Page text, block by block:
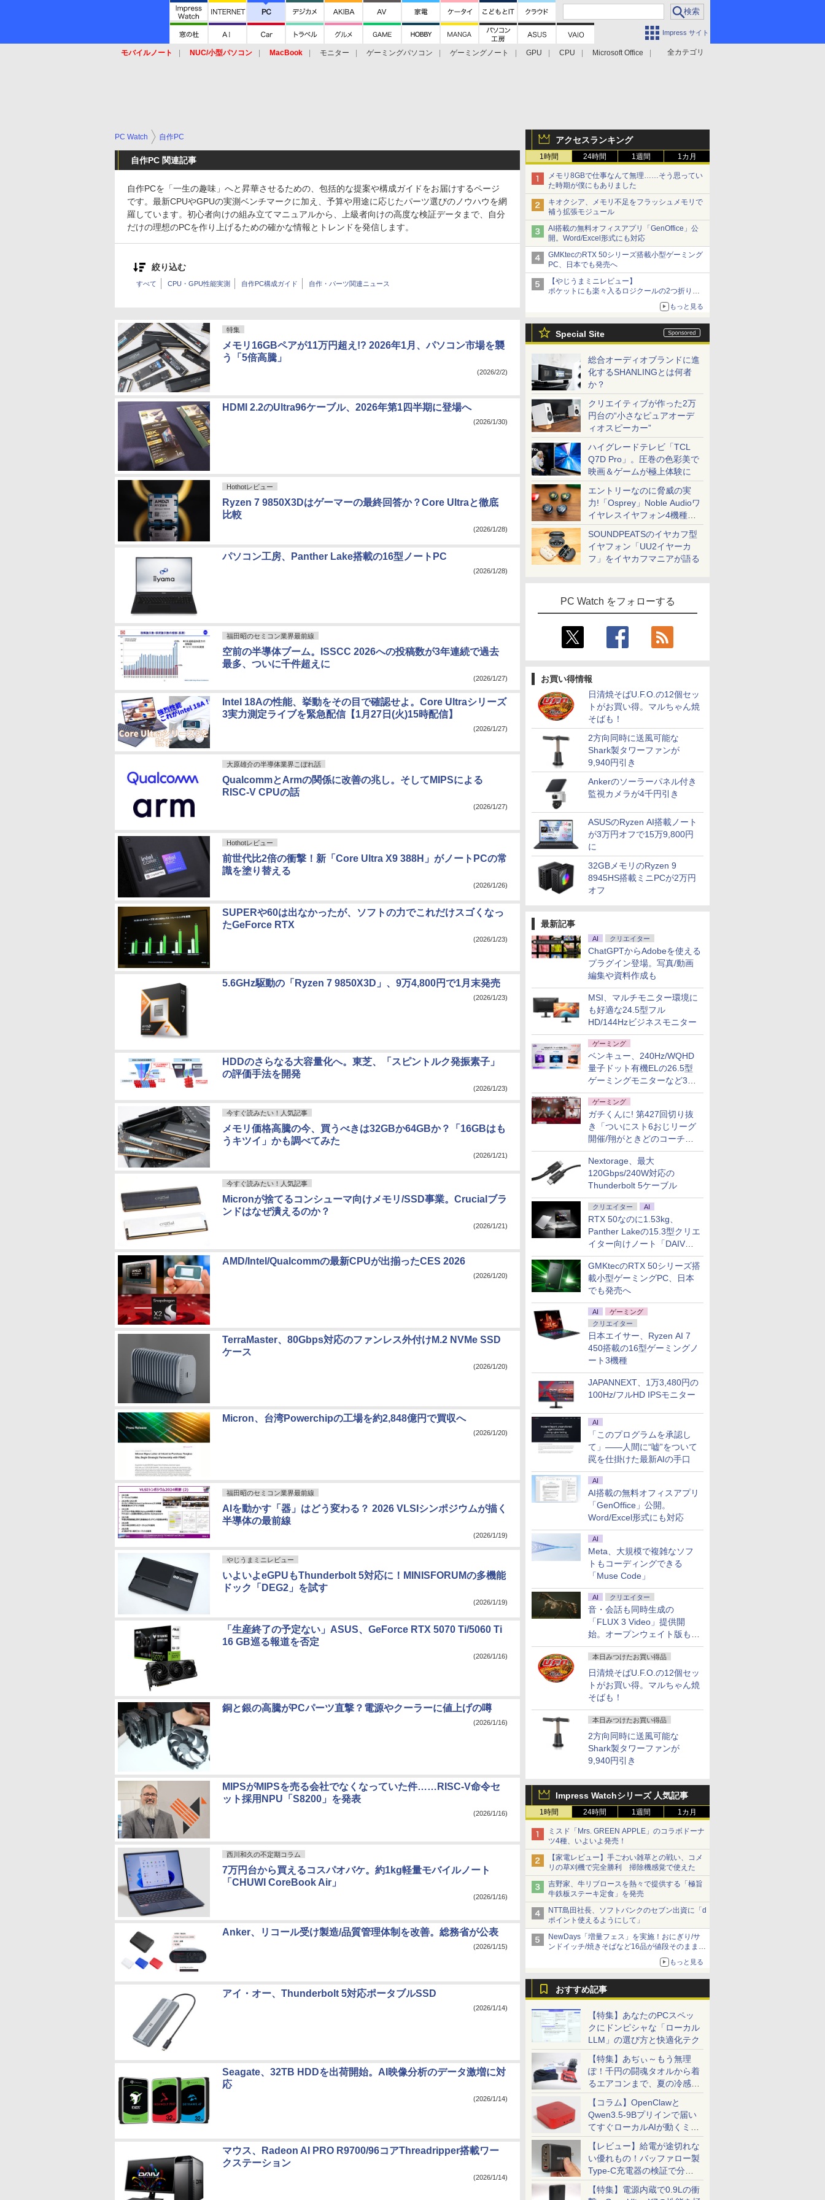
Impress サイト
全カテゴリ
モバイルノート NUC/小型パソコン MacBook モニター ゲーミングパソコン ゲーミングノート GPU CPU
Microsoft Office
アクセスランキング
1時間 24時間 1週間 1カ月
メモリ8GBで仕事なんて無理……そう思ってい
た時期が僕にもありました
キオクシア、メモリ不足をフラッシュメモリで
補う拡張モジュール
AI搭載の無料オフィスアプリ「GenOffice」公
開。Word/Excel形式にも対応
GMKtecのRTX 50シリーズ搭載小型ゲーミング
PC、日本でも発売へ
【やじうまミニレビュー】
ポケットにも楽々入るロジクールの2つ折りマ
ウス「Mobi Fold」。その気になるギミックと
もっと見る
Special Site
総合オーディオブランドに進
化するSHANLINGとは何者
か？
クリエイティブが作った2万
円台の“小さなピュアオーデ
ィオスピーカー”
ハイグレードテレビ「TCL
Q7D Pro」。圧巻の色彩美で
映画＆ゲームが極上体験に
エントリーなのに脅威の実
力!「Osprey」Noble Audioワ
イヤレスイヤフォン4機種を
一気に聴く
SOUNDPEATSのイヤカフ型
イヤフォン「UU2イヤーカ
フ」をイヤカフマニアが語る
PC Watch をフォローする
お買い得情報
日清焼そばU.F.O.の12個セッ
トがお買い得。マルちゃん焼
そばも！
2方向同時に送風可能な
Shark製タワーファンが
9,940円引き
Ankerのソーラーパネル付き
監視カメラが4千円引き
ASUSのRyzen AI搭載ノート
が3万円オフで15万9,800円
に
32GBメモリのRyzen 9
8945HS搭載ミニPCが2万円
オフ
最新記事
AI クリエイター
ChatGPTからAdobeを使える
プラグイン登場。写真/動画
編集や資料作成も
MSI、マルチモニター環境に
も好適な24.5型フル
HD/144Hzビジネスモニター
ゲーミング
ベンキュー、240Hz/WQHD
量子ドット有機ELの26.5型
ゲーミングモニターなど3機
種
ゲーミング
ガチくんに! 第427回切り抜
き「ついにスト6おじリーグ
開催/翔がときどのコーチ就
任など」
Nextorage、最大
120Gbps/240W対応の
Thunderbolt 5ケーブル
クリエイター AI
RTX 50なのに1.53kg、
Panther Lakeの15.3型クリエ
イター向けノート「DAIV
Z5」
GMKtecのRTX 50シリーズ搭
載小型ゲーミングPC、日本
でも発売へ
AI
ゲーミング
クリエイター
日本エイサー、Ryzen AI 7
450搭載の16型ゲーミングノ
ート3機種
JAPANNEXT、1万3,480円の
100Hz/フルHD IPSモニター
AI
「このプログラムを承認し
て」――人間に“嘘”をついて
罠を仕掛けた最新AIの手口
AI
AI搭載の無料オフィスアプリ
「GenOffice」公開。
Word/Excel形式にも対応
AI
Meta、大規模で複雑なソフ
トもコーディングできる
「Muse Code」
AI クリエイター
音・会話も同時生成の
「FLUX 3 Video」提供開
始。オープンウェイト版も計
画
本日みつけたお買い得品
日清焼そばU.F.O.の12個セッ
トがお買い得。マルちゃん焼
そばも！
本日みつけたお買い得品
2方向同時に送風可能な
Shark製タワーファンが
9,940円引き
Impress Watchシリーズ 人気記事
1時間 24時間 1週間 1カ月
ミスド「Mrs. GREEN APPLE」のコラボドーナ
ツ4種、いよいよ発売！
【家電レビュー】手ごわい雑草との戦い、コメ
リの草刈機で完全勝利 掃除機感覚で使えた
吉野家、牛リブロースを熱々で提供する「極旨
牛鉄板ステーキ定食」を発売
NTT島田社長、ソフトバンクのセブン出資に「d
ポイント使えるようにして」
NewDays「増量フェス」を実施！おにぎり/サ
ンドイッチ/焼きそばなど16品が値段そのままで
もっと見る
おすすめ記事
【特集】あなたのPCスペッ
クにドンピシャな「ローカル
LLM」の選び方と快適化テク
【特集】あぢぃ～もう無理
ぽ！千円の闘魂タオルから着
るエアコンまで、夏の冷感グ
ッズ一挙紹介
【コラム】OpenClawと
Qwen3.5-9Bプリインで届い
てすぐローカルAIが動くミニ
PC「SER9 Pro」
【レビュー】給電が途切れな
い優れもの！バッファロー製
Type-C充電器の検証で分か
ったこと
【特集】電源内蔵で0.9Lの衝
PC Watch 自作PC
自作PC 関連記事
自作PCを「一生の趣味」へと昇華させるための、包括的な提案や構成ガイドをお届けするページ
です。最新CPUやGPUの実測ベンチマークに加え、予算や用途に応じたパーツ選びのノウハウを網
羅しています。初心者向けの組み立てマニュアルから、上級者向けの高度な検証データまで、自分
だけの理想のPCを作り上げるための確かな情報とトレンドを発信します。
絞り込む
すべて CPU・GPU性能実測 自作PC構成ガイド 自作・パーツ関連ニュース
特集
メモリ16GBペアが11万円超え!? 2026年1月、パソコン市場を襲
う「5倍高騰」
(2026/2/2)
HDMI 2.2のUltra96ケーブル、2026年第1四半期に登場へ
(2026/1/30)
Hothotレビュー
Ryzen 7 9850X3Dはゲーマーの最終回答か？Core Ultraと徹底
比較
(2026/1/28)
パソコン工房、Panther Lake搭載の16型ノートPC
(2026/1/28)
福田昭のセミコン業界最前線
空前の半導体ブーム。ISSCC 2026への投稿数が3年連続で過去
最多、ついに千件超えに
(2026/1/27)
Intel 18Aの性能、挙動をその目で確認せよ。Core Ultraシリーズ
3実力測定ライブを緊急配信【1月27日(火)15時配信】
(2026/1/27)
大原雄介の半導体業界こぼれ話
QualcommとArmの関係に改善の兆し。そしてMIPSによる
RISC-V CPUの話
(2026/1/27)
Hothotレビュー
前世代比2倍の衝撃！新「Core Ultra X9 388H」がノートPCの常
識を塗り替える
(2026/1/26)
SUPERや60は出なかったが、ソフトの力でこれだけスゴくなっ
たGeForce RTX
(2026/1/23)
5.6GHz駆動の「Ryzen 7 9850X3D」、9万4,800円で1月末発売
(2026/1/23)
HDDのさらなる大容量化へ。東芝、「スピントルク発振素子」
の評価手法を開発
(2026/1/23)
今すぐ読みたい！人気記事
メモリ価格高騰の今、買うべきは32GBか64GBか？「16GBはも
うキツイ」かも調べてみた
(2026/1/21)
今すぐ読みたい！人気記事
Micronが捨てるコンシューマ向けメモリ/SSD事業。Crucialブラ
ンドはなぜ潰えるのか？
(2026/1/21)
AMD/Intel/Qualcommの最新CPUが出揃ったCES 2026
(2026/1/20)
TerraMaster、80Gbps対応のファンレス外付けM.2 NVMe SSD
ケース
(2026/1/20)
Micron、台湾Powerchipの工場を約2,848億円で買収へ
(2026/1/20)
福田昭のセミコン業界最前線
AIを動かす「器」はどう変わる？ 2026 VLSIシンポジウムが描く
半導体の最前線
(2026/1/19)
やじうまミニレビュー
いよいよeGPUもThunderbolt 5対応に！MINISFORUMの多機能
ドック「DEG2」を試す
(2026/1/19)
「生産終了の予定ない」ASUS、GeForce RTX 5070 Ti/5060 Ti
16 GB巡る報道を否定
(2026/1/16)
銅と銀の高騰がPCパーツ直撃？電源やクーラーに値上げの噂
(2026/1/16)
MIPSがMIPSを売る会社でなくなっていた件……RISC-V命令セ
ット採用NPU「S8200」を発表
(2026/1/16)
西川和久の不定期コラム
7万円台から買えるコスパオバケ。約1kg軽量モバイルノート
「CHUWI CoreBook Air」
(2026/1/16)
Anker、リコール受け製造/品質管理体制を改善。総務省が公表
(2026/1/15)
アイ・オー、Thunderbolt 5対応ポータブルSSD
(2026/1/14)
Seagate、32TB HDDを出荷開始。AI映像分析のデータ激増に対
応
(2026/1/14)
マウス、Radeon AI PRO R9700/96コアThreadripper搭載ワー
クステーション
(2026/1/14)